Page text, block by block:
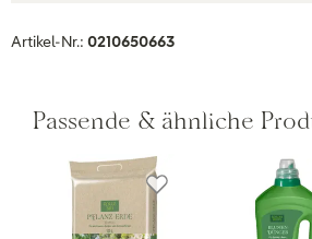
Artikel-Nr.: 0210650663
Passende & ähnliche